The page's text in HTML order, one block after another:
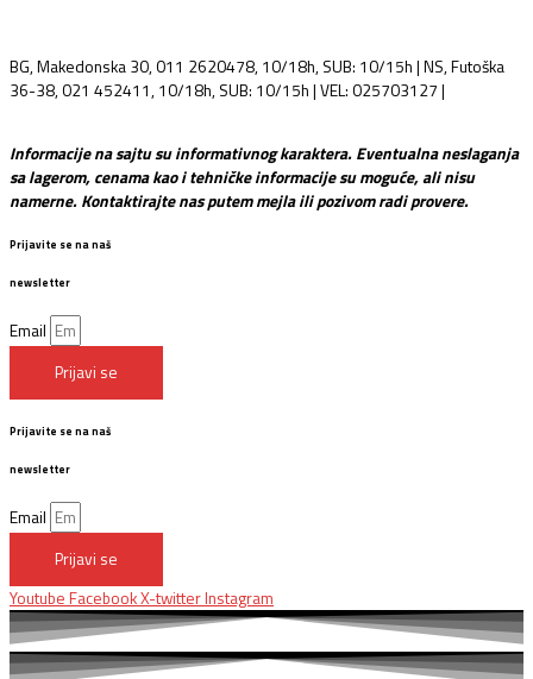
BG, Makedonska 30, 011 2620478, 10/18h, SUB: 10/15h | NS, Futoška
36-38, 021 452411, 10/18h, SUB: 10/15h | VEL: 025703127 |
Informacije na sajtu su informativnog karaktera. Eventualna neslaganja
sa lagerom, cenama kao i tehničke informacije su moguće, ali nisu
namerne. Kontaktirajte nas putem mejla ili pozivom radi provere.
Prijavite se na naš
newsletter
Email
Prijavi se
Prijavite se na naš
newsletter
Email
Prijavi se
Youtube FacebookX-twitter Instagram